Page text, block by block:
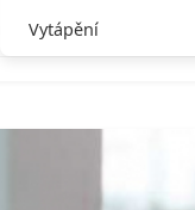
Vytápění